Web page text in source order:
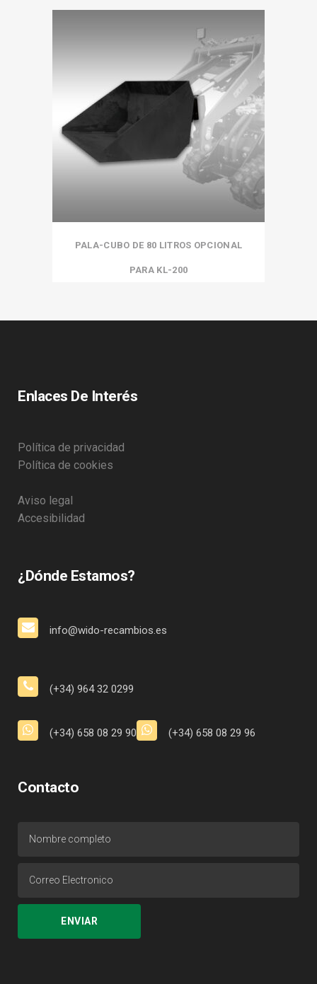
PALA-CUBO DE 80 LITROS OPCIONAL
PARA KL-200
Enlaces De Interés
Política de privacidad
Política de cookies
Aviso legal
Accesibilidad
¿Dónde Estamos?
info@wido-recambios.es
(+34) 964 32 0299
(+34) 658 08 29 90 (+34) 658 08 29 96
Contacto